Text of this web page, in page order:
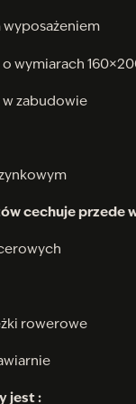
wyposażeniem
o wymiarach
w zabudowie
cechuje przede
rowerowe
jest :